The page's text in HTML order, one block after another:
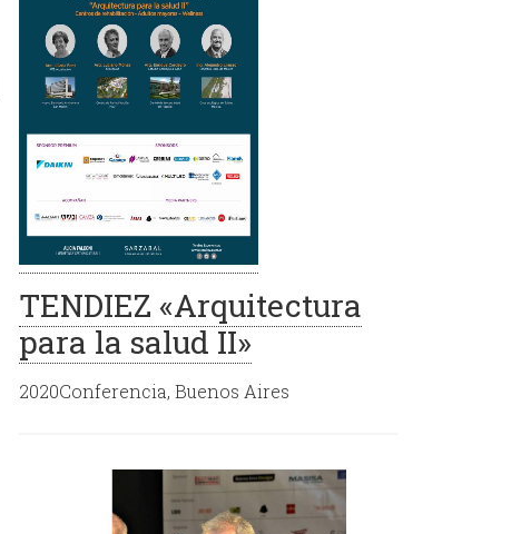
TENDIEZ «Arquitectura
para la salud II»
2020Conferencia, Buenos Aires